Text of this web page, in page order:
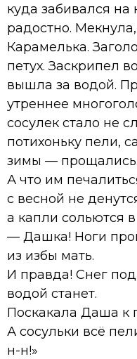
куда забивался на
радостно.
Карамелька.
петух. Заскрипел
вышла за водой.
утреннее
сосулек стало не
потихоньку пели,
зимы —
А что им
с весной не
а капли сольются в
— Дашка! Ноги
из избы мать.
И правда! Снег под
водой станет.
Поскакала Даша к
А сосульки всё
н-н!»